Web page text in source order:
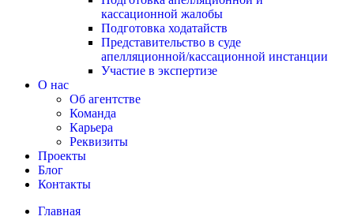
кассационной жалобы
Подготовка ходатайств
Представительство в суде
апелляционной/кассационной инстанции
Участие в экспертизе
О нас
Об агентстве
Команда
Карьера
Реквизиты
Проекты
Блог
Контакты
Главная